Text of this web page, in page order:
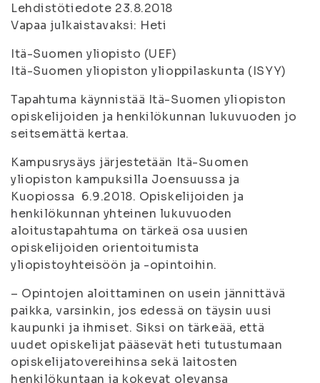
Lehdistötiedote 23.8.2018
Vapaa julkaistavaksi: Heti
Itä-Suomen yliopisto (UEF)
Itä-Suomen yliopiston ylioppilaskunta (ISYY)
Tapahtuma käynnistää Itä-Suomen yliopiston
opiskelijoiden ja henkilökunnan lukuvuoden jo
seitsemättä kertaa.
Kampusrysäys järjestetään Itä-Suomen
yliopiston kampuksilla Joensuussa ja
Kuopiossa 6.9.2018. Opiskelijoiden ja
henkilökunnan yhteinen lukuvuoden
aloitustapahtuma on tärkeä osa uusien
opiskelijoiden orientoitumista
yliopistoyhteisöön ja -opintoihin.
– Opintojen aloittaminen on usein jännittävä
paikka, varsinkin, jos edessä on täysin uusi
kaupunki ja ihmiset. Siksi on tärkeää, että
uudet opiskelijat pääsevät heti tutustumaan
opiskelijatovereihinsa sekä laitosten
henkilökuntaan ja kokevat olevansa